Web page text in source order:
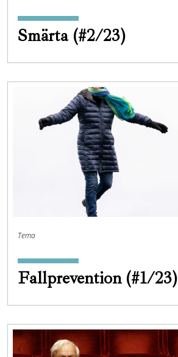
Smärta (#2/23)
Tema
Fallprevention (#1/23)